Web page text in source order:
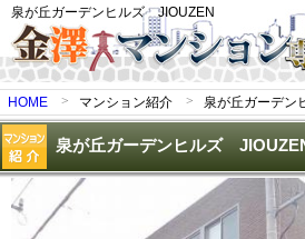
泉が丘ガーデンヒルズ JIOUZEN
HOME マンション紹介 泉が丘ガーデ
泉が丘ガーデンヒルズ